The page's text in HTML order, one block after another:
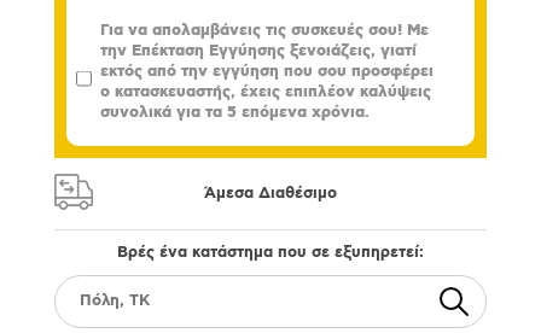
Για να απολαμβάνεις τις συσκευές σου! Με
την Επέκταση Εγγύησης ξενοιάζεις, γιατί
εκτός από την εγγύηση που σου προσφέρει
ο κατασκευαστής, έχεις επιπλέον καλύψεις
συνολικά για τα 5 επόμενα χρόνια.
Άμεσα Διαθέσιμο
Βρές ένα κατάστημα που σε εξυπηρετεί: